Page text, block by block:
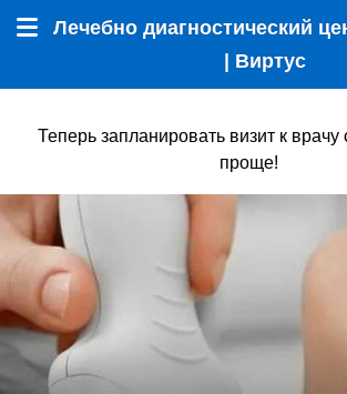
Лечебно диагностический
| Виртус
Теперь запланировать визит к врачу
проще!